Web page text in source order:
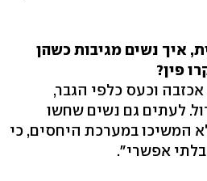
איך נשים מגיבות כשהן
פין?
וכעס כלפי הגבר,
לעתים גם נשים שחשו
המשיכו במערכת היחסים, כי
אפשרי".